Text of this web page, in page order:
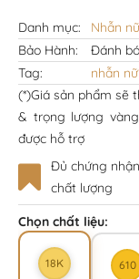
Danh mục:
Nhẫn nữ
Bảo Hành:
Đánh
Tag:
nhẫn nữ
(*)Giá sản phẩm sẽ
& trọng lượng
được hỗ trợ
Đủ chứng nhận
chất lượng
Chọn chất liệu:
18K 610